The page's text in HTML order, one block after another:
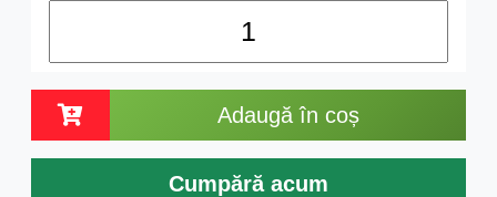
Adaugă în coș
Cumpără acum